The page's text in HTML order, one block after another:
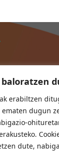
erabiltzen
dugun
dute,